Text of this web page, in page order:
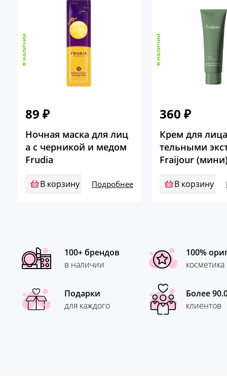
89 ₽
в наличии
Ночная маска для лиц
а с черникой и медом
Frudia
В корзину Подробнее
360₽
в наличии
Крем для
тельными
Fraijour
В корзину
100+ брендов
в наличии
100%
косметика
Подарки
для каждого
Более
клиентов